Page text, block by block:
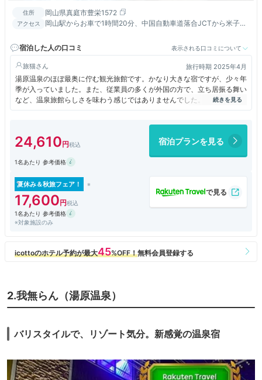
住所 岡山県真庭市豊栄1572
アクセス
岡山駅からお車で1時間20分、中国自動車道落合JCTから米子自
宿泊した人の口コミ
表示される口コミについて
旅猫 旅行時期 2025年4月
湯原温泉のほぼ最奥に佇む観光旅館です。かなり大きな宿ですが、少々年
季が入っていました。また、従業員の多くが外国の方で、立ち居振る舞い
など、温泉旅館らしさを味わう感じではありませんでした。大浴場も風情
を感じる佇まいではなかった。食事は悪くは無かったのですが、板さんや
していたのは印象が悪かった。なお、部屋からは、対岸にある砂湯が望め
ます。
24,610 宿泊プランを見る
1名あたり 参考価格
夏休み＆秋旅フェア！
17,600
1名あたり 参考価格
※対象施設のみ
2.我無らん（湯原温泉）
バリスタイルで、リゾート気分。新感覚の温泉宿